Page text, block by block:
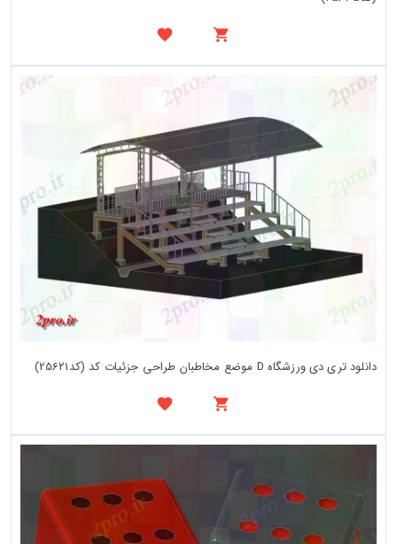
دانلود تری دی ورزشگاه D موضع مخاطبان طراحی جزئیات کد (کد25621)